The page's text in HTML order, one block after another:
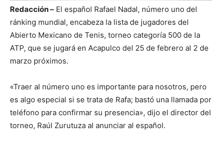
Redacción – El español Rafael Nadal, número uno del
ránking mundial, encabeza la lista de jugadores del
Abierto Mexicano de Tenis, torneo categoría 500 de la
ATP, que se jugará en Acapulco del 25 de febrero al 2 de
marzo próximos.
«Traer al número uno es importante para nosotros, pero
es algo especial si se trata de Rafa; bastó una llamada por
teléfono para confirmar su presencia», dijo el director del
torneo, Raúl Zurutuza al anunciar al español.